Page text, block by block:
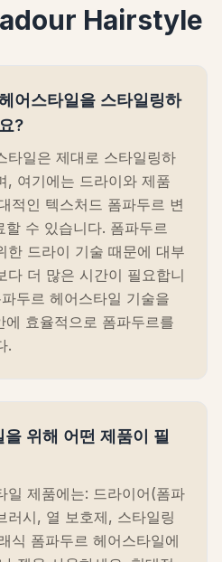
Hairstyle
어스타일을 스타일링하
?
타일은 제대로 스타일링하
, 여기에는 드라이와 제품
적인 텍스처드 폼파두르 변
수 있습니다. 폼파두르
한 드라이 기술 때문에 대부
다 더 많은 시간이 필요합니
두르 헤어스타일 기술을
효율적으로 폼파두르를
.
위해 어떤 제품이 필
일 제품에는: 드라이어(폼파
러시, 열 보호제, 스타일링
식 폼파두르 헤어스타일에